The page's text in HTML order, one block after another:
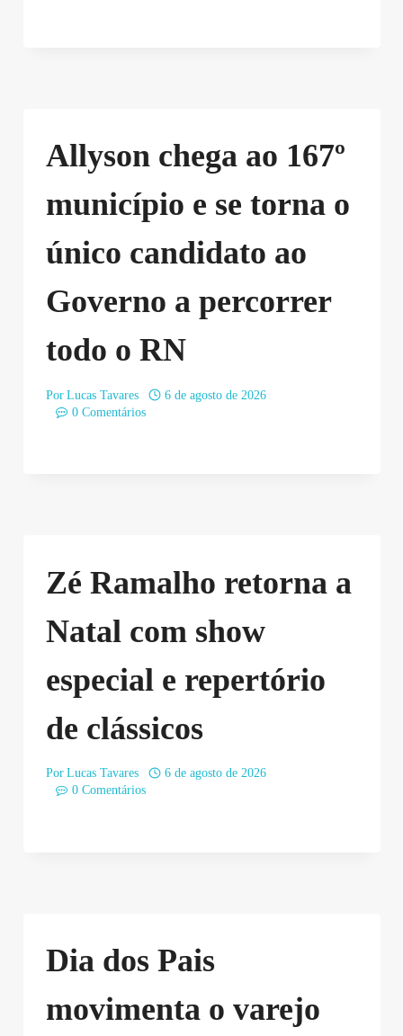
Allyson chega ao 167º
município e se torna o
único candidato ao
Governo a percorrer
todo o RN
Por Lucas Tavares
6 de agosto de 2026
0 Comentários
Zé Ramalho retorna a
Natal com show
especial e repertório
de clássicos
Por Lucas Tavares
6 de agosto de 2026
0 Comentários
Dia dos Pais
movimenta o varejo